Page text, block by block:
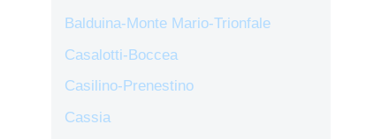
Balduina-Monte Mario-Trionfale
Casalotti-Boccea
Casilino-Prenestino
Cassia